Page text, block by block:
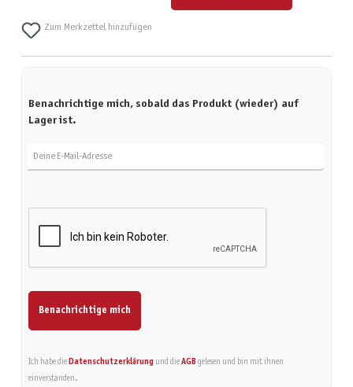
Zum Merkzettel hinzufügen
Benachrichtige mich, sobald das Produkt (wieder) auf
Lager ist.
Benachrichtige mich
Ich habe die Datenschutzerklärungund die AGBgelesen und bin mit ihnen
einverstanden.